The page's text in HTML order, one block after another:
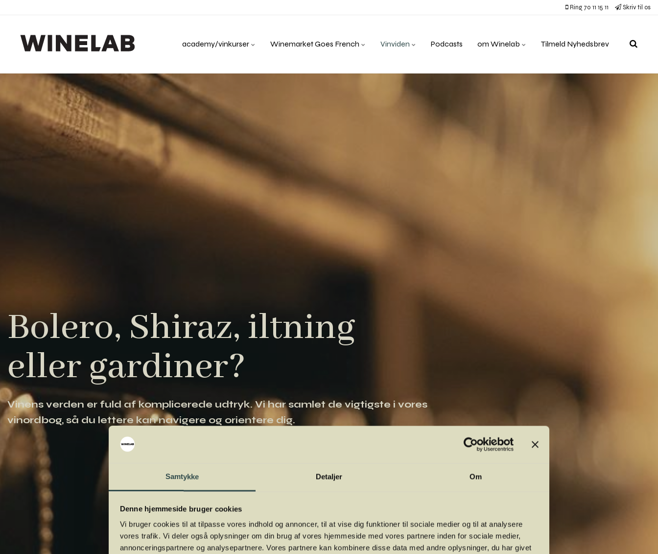
Samtykke Detaljer Om
Denne hjemmeside bruger cookies
Vi bruger cookies til at tilpasse vores indhold og annoncer, til at vise dig funktioner til sociale medier og til at analysere
vores trafik. Vi deler også oplysninger om din brug af vores hjemmeside med vores partnere inden for sociale medier,
annonceringspartnere og analysepartnere. Vores partnere kan kombinere disse data med andre oplysninger, du har givet
Ring 70 11 15 11 Skriv til os
academy/vinkurser Winemarket Goes French Vinviden Podcasts om Winelab Tilmeld Nyhedsbrev
Bolero, Shiraz, iltning
eller gardiner?
Vinens verden er fuld af komplicerede udtryk. Vi har samlet de vigtigste i vores
vinordbog, så du lettere kan navigere og orientere dig.